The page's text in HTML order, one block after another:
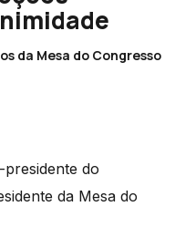
da Mesa do Congresso
do
da Mesa do